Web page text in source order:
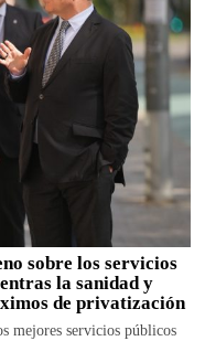
sobre los servicios
la sanidad y
de privatización
mejores servicios públicos